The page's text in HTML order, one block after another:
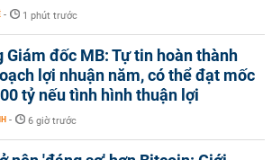
- 1 phút trước
Giám đốc MB: Tự tin hoàn thành
lợi nhuận năm, có thể đạt mốc
tỷ nếu tình hình thuận lợi
- 6 giờ trước